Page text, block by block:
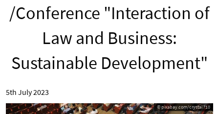
/Conference "Interaction of
Law and Business:
Sustainable Development"
5th July 2023
© pixabay.com/crystal710